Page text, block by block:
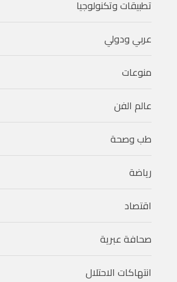
تطبيقات وتكنولوجيا
عربي ودولي
منوعات
عالم الفن
طب وصحة
رياضة
اقتصاد
صحافة عبرية
انتهاكات الاحتلال